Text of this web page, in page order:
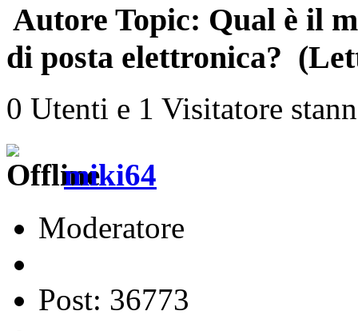
Autore Topic: Qual è il
di posta elettronica?
0 Utenti e 1 Visitatore
miki64
Moderatore
Post: 36773